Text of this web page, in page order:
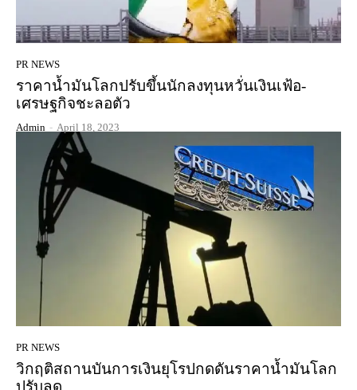
PR NEWS
ราคาน้ำมันโลกปรับขึ้นนักลงทุนหวั่นเงินเฟ้อ-
เศรษฐกิจชะลอตัว
Admin - April 18, 2023
PR NEWS
วิกฤติสถานบันการเงินยุโรปกดดันราคาน้ำมันโลก